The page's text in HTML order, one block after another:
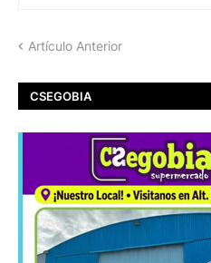
Artículo Anterior
CSEGOBIA